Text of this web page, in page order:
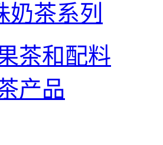
奶茶系列
茶和配料
产品